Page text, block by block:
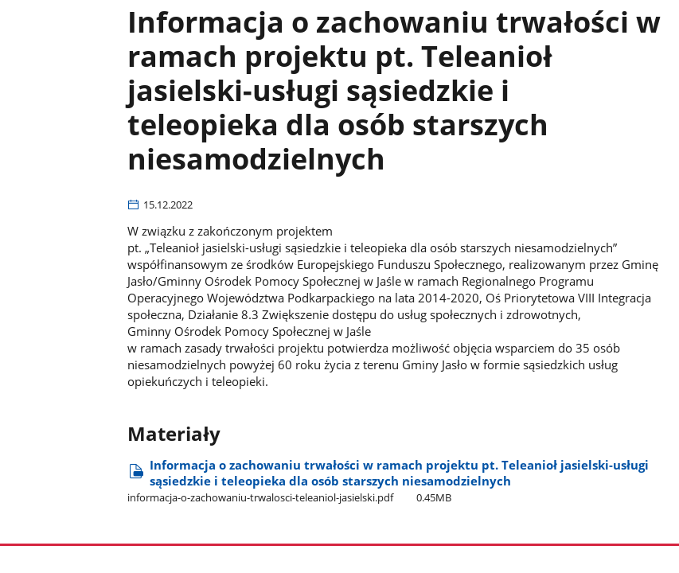
Informacja o zachowaniu trwałości w
ramach projektu pt. Teleanioł
jasielski-usługi sąsiedzkie i
teleopieka dla osób starszych
niesamodzielnych
15.12.2022
W związku z zakończonym projektem
pt. „Teleanioł jasielski-usługi sąsiedzkie i teleopieka dla osób starszych niesamodzielnych”
współfinansowym ze środków Europejskiego Funduszu Społecznego, realizowanym przez Gminę
Jasło/Gminny Ośrodek Pomocy Społecznej w Jaśle w ramach Regionalnego Programu
Operacyjnego Województwa Podkarpackiego na lata 2014-2020, Oś Priorytetowa VIII Integracja
społeczna, Działanie 8.3 Zwiększenie dostępu do usług społecznych i zdrowotnych,
Gminny Ośrodek Pomocy Społecznej w Jaśle
w ramach zasady trwałości projektu potwierdza możliwość objęcia wsparciem do 35 osób
niesamodzielnych powyżej 60 roku życia z terenu Gminy Jasło w formie sąsiedzkich usług
opiekuńczych i teleopieki.
Materiały
Informacja o zachowaniu trwałości w ramach projektu pt. Teleanioł jasielski-usługi
sąsiedzkie i teleopieka dla osób starszych niesamodzielnych
informacja-o-zachowaniu-trwalosci-teleaniol-jasielski.pdf 0.45MB